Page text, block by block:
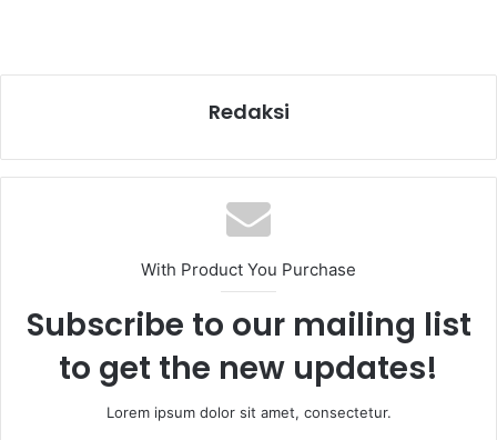
Redaksi
With Product You Purchase
Subscribe to our mailing list
to get the new updates!
Lorem ipsum dolor sit amet, consectetur.